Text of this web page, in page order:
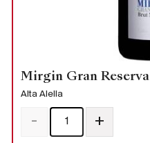
Mirgin Gran Reserva
Alta Alella
- +